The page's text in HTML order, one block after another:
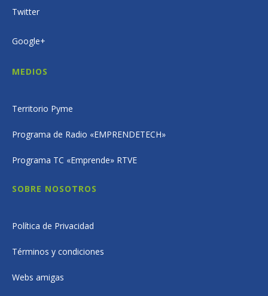
Twitter
Google+
MEDIOS
Territorio Pyme
Programa de Radio «EMPRENDETECH»
Programa TC «Emprende» RTVE
SOBRE NOSOTROS
Política de Privacidad
Términos y condiciones
Webs amigas